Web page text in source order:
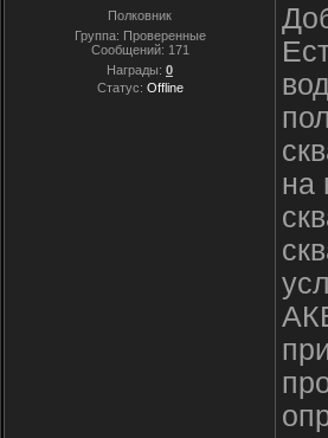
Полковник
Группа: Проверенные
Сообщений: 171
Награды: 0
Статус: Offline
на